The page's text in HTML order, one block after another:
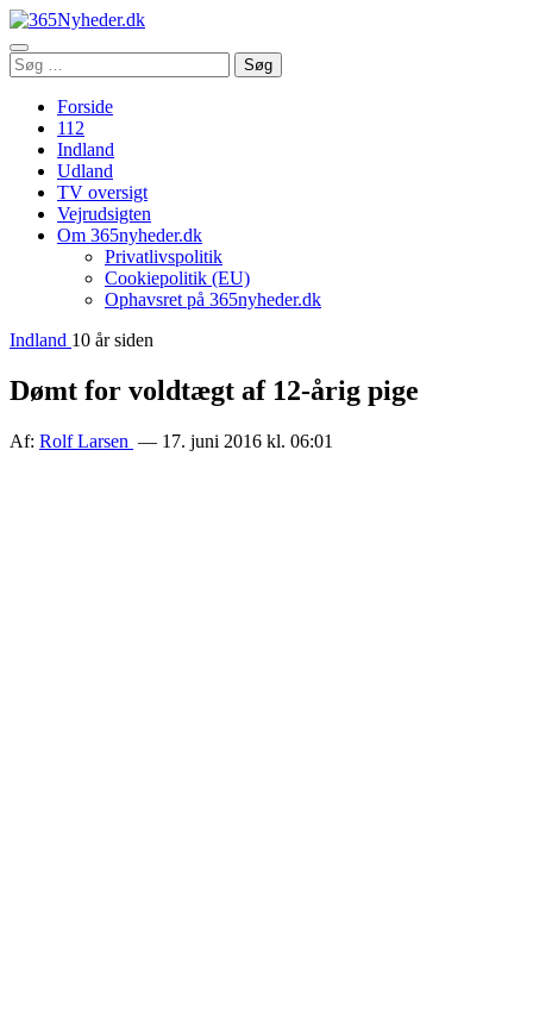
Åbn
menu
Søg
efter:
Søg
Forside
112
Indland
Udland
TV oversigt
Vejrudsigten
Om 365nyheder.dk
Privatlivspolitik
Cookiepolitik (EU)
Ophavsret på 365nyheder.dk
Indland 10 år siden
Dømt for voldtægt af 12-årig pige
Af: Rolf Larsen — 17. juni 2016 kl. 06:01